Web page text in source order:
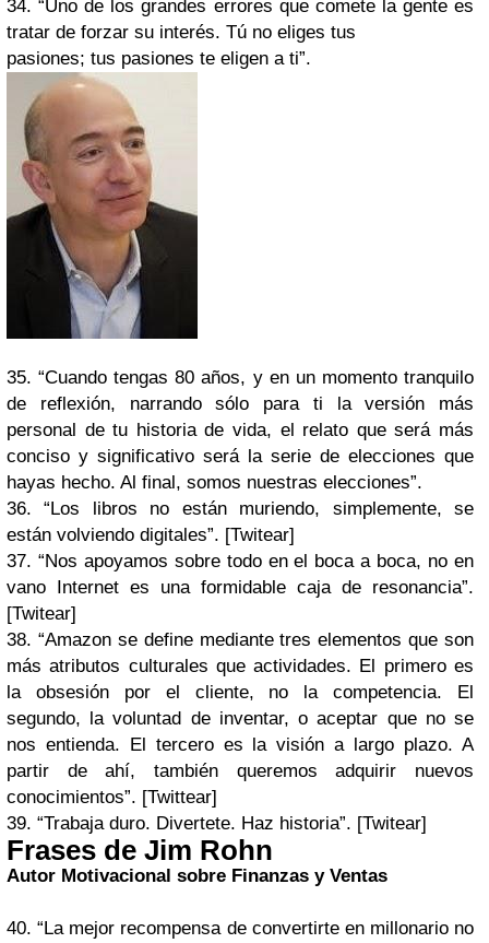
34. “Uno de los grandes errores que comete la gente es
tratar de forzar su interés. Tú no eliges tus
pasiones; tus pasiones te eligen a ti”.
35. “Cuando tengas 80 años, y en un momento tranquilo
de reflexión, narrando sólo para ti la versión más
personal de tu historia de vida, el relato que será más
conciso y significativo será la serie de elecciones que
hayas hecho. Al final, somos nuestras elecciones”.
36. “Los libros no están muriendo, simplemente, se
están volviendo digitales”. [Twitear]
37. “Nos apoyamos sobre todo en el boca a boca, no en
vano Internet es una formidable caja de resonancia”.
[Twitear]
38. “Amazon se define mediante tres elementos que son
más atributos culturales que actividades. El primero es
la obsesión por el cliente, no la competencia. El
segundo, la voluntad de inventar, o aceptar que no se
nos entienda. El tercero es la visión a largo plazo. A
partir de ahí, también queremos adquirir nuevos
conocimientos”. [Twittear]
39. “Trabaja duro. Divertete. Haz historia”. [Twitear]
Frases de Jim Rohn
Autor Motivacional sobre Finanzas y Ventas
40. “La mejor recompensa de convertirte en millonario no